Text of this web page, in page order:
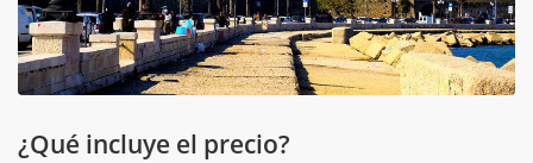
¿Qué incluye el precio?